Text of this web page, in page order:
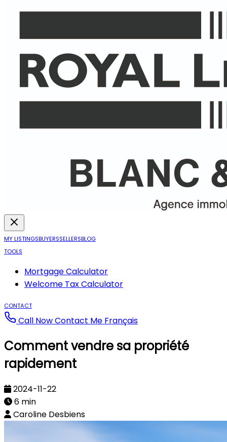
MY LISTINGSBUYERSSELLERSBLOG
TOOLS
Mortgage Calculator
Welcome Tax Calculator
CONTACT
Call NowContact Me Français
Comment vendre sa propriété
rapidement
2024-11-22
6 min
Caroline Desbiens